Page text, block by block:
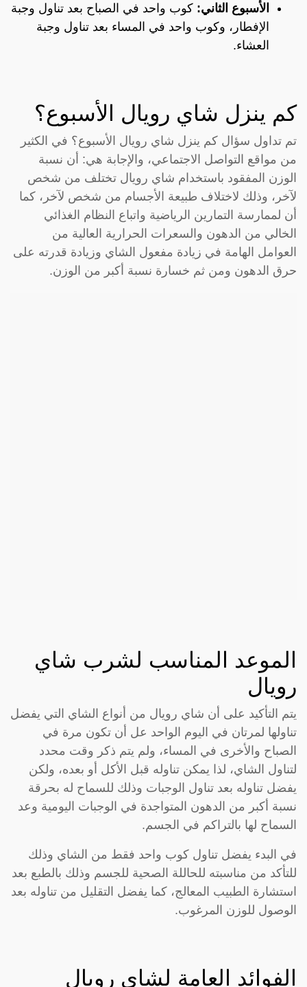
الأسبوع الثاني: كوب واحد في الصباح بعد تناول وجبة
الإفطار، وكوب واحد في المساء بعد تناول وجبة
العشاء.
كم ينزل شاي رويال الأسبوع؟
تم تداول سؤال كم ينزل شاي رويال الأسبوع؟ في الكثير
من مواقع التواصل الاجتماعي، والإجابة هي: أن نسبة
الوزن المفقود باستخدام شاي رويال تختلف من شخص
لآخر، وذلك لاختلاف طبيعة الأجسام من شخص لآخر، كما
أن لممارسة التمارين الرياضية واتباع النظام الغذائي
الخالي من الدهون والسعرات الحرارية العالية من
العوامل الهامة في زيادة مفعول الشاي وزيادة قدرته على
حرق الدهون ومن ثم خسارة نسبة أكبر من الوزن.
الموعد المناسب لشرب شاي
رويال
يتم التأكيد على أن شاي رويال من أنواع الشاي التي يفضل
تناولها لمرتان في اليوم الواحد عل أن تكون مرة في
الصباح والأخرى في المساء، ولم يتم ذكر وقت محدد
لتناول الشاي، لذا يمكن تناوله قبل الأكل أو بعده، ولكن
يفضل تناوله بعد تناول الوجبات وذلك للسماح له بحرقة
نسبة أكبر من الدهون المتواجدة في الوجبات اليومية وعد
السماح لها بالتراكم في الجسم.
في البدء يفضل تناول كوب واحد فقط من الشاي وذلك
للتأكد من مناسبته للحاللة الصحية للجسم وذلك بالطبع بعد
استشارة الطبيب المعالج، كما يفضل التقليل من تناوله بعد
الوصول للوزن المرغوب.
الفوائد العامة لشاي رويال